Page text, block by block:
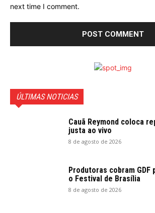
next time I comment.
ÚLTIMAS NOTICIAS
Cauã Reymond coloca
justa ao vivo
8 de agosto de 2026
Produtoras cobram
o Festival de Brasília
8 de agosto de 2026